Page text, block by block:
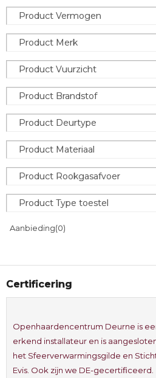
Aanbieding(0)
Certificering
Openhaardencentrum Deurne is
erkend installateur en is
het Sfeerverwarmingsgilde en
Evis. Ook zijn we DE-gecertificeerd.